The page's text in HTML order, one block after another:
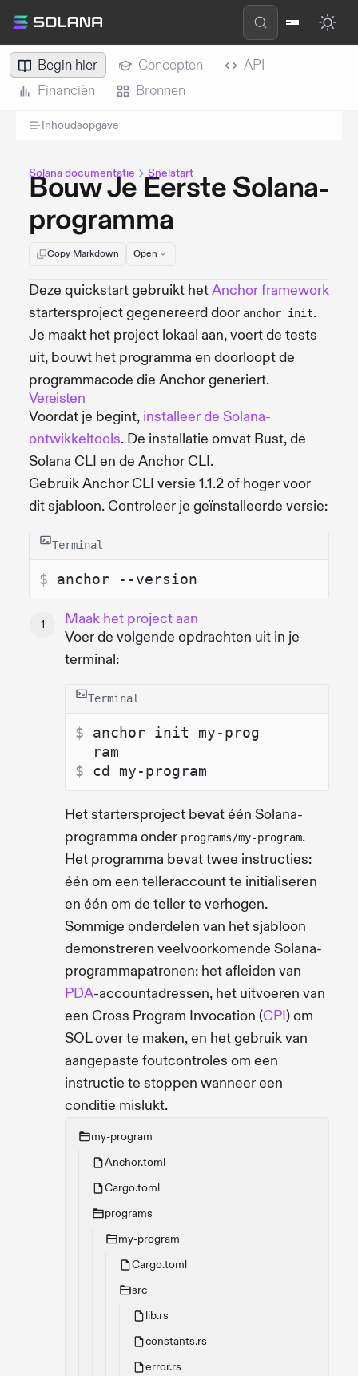
Begin hier Concepten
API
Financiën
Bronnen
Inhoudsopgave
Solana documentatie Snelstart
Bouw Je Eerste Solana-
programma
Copy Markdown Open
Deze quickstart gebruikt hetAnchor framework
startersproject gegenereerd door anchor init.
Je maakt het project lokaal aan, voert de tests
uit, bouwt het programma en doorloopt de
programmacode die Anchor generiert.
Vereisten
Voordat je begint, installeer de Solana-
ontwikkeltools. De installatie omvat Rust, de
Solana CLI en de Anchor CLI.
Gebruik Anchor CLI versie 1.1.2 of hoger voor
dit sjabloon. Controleer je geïnstalleerde versie:
Terminal
$ anchor --version
Maak het project aan
Voer de volgende opdrachten uit in je
terminal:
Terminal
$ anchor init my-prog
ram
$ cd my-program
Het startersproject bevat één Solana-
programma onder programs/my-program.
Het programma bevat twee instructies:
één om een telleraccount te initialiseren
en één om de teller te verhogen.
Sommige onderdelen van het sjabloon
demonstreren veelvoorkomende Solana-
programmapatronen: het afleiden van
PDA-accountadressen, het uitvoeren van
een Cross Program Invocation (CPI) om
SOL over te maken, en het gebruik van
aangepaste foutcontroles om een
instructie te stoppen wanneer een
conditie mislukt.
my-program
Anchor.toml
Cargo.toml
programs
my-program
Cargo.toml
src
lib.rs
constants.rs
error.rs